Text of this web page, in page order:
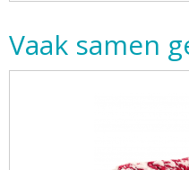
Vaak samen